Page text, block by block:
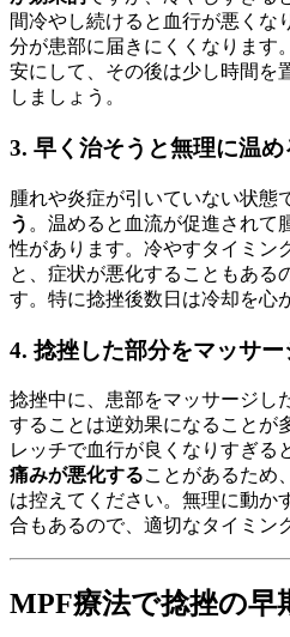
間冷やし続けると血行が悪くな
分が患部に届きにくくなります
安にして、その後は少し時間を
しましょう。
3. 早く治そうと無理に温め
腫れや炎症が引いていない状態
う 。温めると血流が促進されて
性があります。冷やすタイミン
と、症状が悪化することもある
す。特に捻挫後数日は冷却を心
4. 捻挫した部分をマッサー
捻挫中に、患部をマッサージし
することは逆効果になることが
レッチで血行が良くなりすぎる
痛みが悪化することがあるため
は控えてください。無理に動か
合もあるので、適切なタイミン
MPF療法で捻挫の早